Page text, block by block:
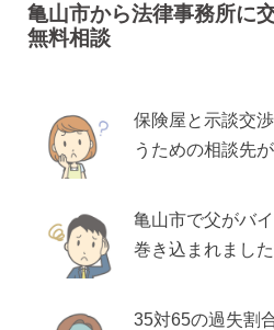
亀山市から法律事務所に
無料相談
保険屋と示談交
うための相談先
亀山市で父がバ
巻き込まれまし
35対65の過失割